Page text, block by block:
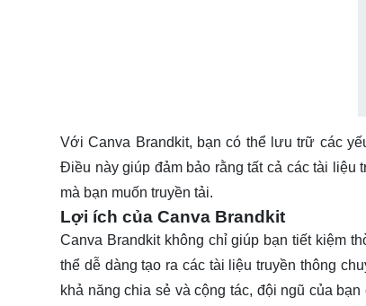
Với Canva Brandkit, bạn có thể lưu trữ các
Điều này giúp đảm bảo rằng tất cả các tài liệu
mà bạn muốn truyền tải.
Lợi ích của Canva Brandkit
Canva Brandkit không chỉ giúp bạn tiết kiệm
thể dễ dàng tạo ra các tài liệu truyền thông
khả năng chia sẻ và cộng tác, đội ngũ của